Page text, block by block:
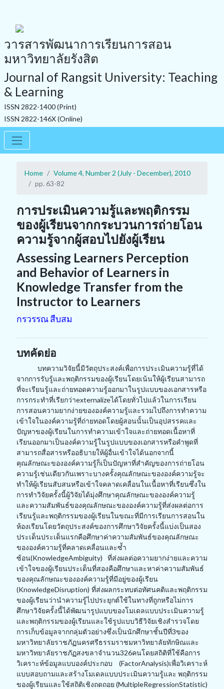
วารสารพัฒนาการเรียนการสอน
มหาวิทยาลัยรังสิต
Journal of Rangsit University: Teaching
& Learning
ISSN 2822-1400 (Print)
ISSN 2822-146X (Online)
Home
Volume 4, Number 2 (July - December), 2010
pp. 63-82
การประเมินความรู้และพฤติกรรม
ของผู้เรียนจากกระบวนการถ่ายโอน
ความรู้จากผู้สอบไปยังผู้เรียน
Assessing Learners Perception
and Behavior of Learners in
Knowledge Transfer from the
Instructor to Learners
กรวรรณ สืบสม
บทคัดย่อ
บทความวิจัยนี้มีวัตถุประสงค์เพื่อการประเมินความรู้ที่ได้
จากการรับรู้และพฤติกรรมของผู้เรียนโดยเน้นให้ผู้เรียนสามารถ
ที่จะเรียนรู้และถ่ายทอดความรู้ออกมาในรูปแบบของเอกสารหรือ
การกระทำที่เรียกว่าexternalizeได้โดยทั่วไปแล้วในการเรียน
การสอนความยากง่ายขององค์ความรู้และรวมไปถึงการทำความ
เข้าใจในองค์ความรู้ที่ถ่ายทอดโดยผู้สอนนั้นเป็นอุปสรรคและ
ปัญหาของผู้เรียนในการทำความเข้าใจและถ่ายทอดเนื้อหาที่
เรียนออกมาเป็นองค์ความรู้ในรูปแบบของเอกสารหรือคำพูดที่
สามารถสื่อสารหรืออธิบายให้ผู้อื่นเข้าใจได้นอกจากนี้
คุณลักษณะขององค์ความรู้ก็เป็นปัญหาที่สำคัญของการถ่ายโอน
ความรู้เช่นเดียวกันเพราะบางครั้งคุณลักษณะขององค์ความรู้จะ
ทำให้ผู้เรียนสับสนหรือเข้าใจคลาดเคลื่อนในเนื้อหาที่เรียนซึ่งใน
การทำวิจัยครั้งนี้ผู้วิจัยได้มุ่งศึกษาคุณลักษณะขององค์ความรู้
และความสัมพันธ์ของคุณลักษณะขององค์ความรู้ที่ส่งผลต่อการ
เรียนรู้และพฤติกรรมของผู้เรียนในขณะที่มีการเรียนการสอนใน
ห้องเรียนโดยวัตถุประสงค์ของการศึกษาวิจัยครั้งนี้แบ่งเป็นสอง
ประเด็นประเด็นแรกคือศึกษาค่าความสัมพันธ์ของคุณลักษณะ
ขององค์ความรู้ที่คลาดเคลื่อนและซ้ำ
ซ้อน(KnowledgeAmbiguity) ที่ส่งผลต่อความยากง่ายและความ
เข้าใจของผู้เรียนประเด็นที่สองคือศึกษาและหาค่าความสัมพันธ์
ของคุณลักษณะขององค์ความรู้ที่มีอยู่ของผู้เรียน
(KnowledgeDisruption) ที่ส่งผลกระทบต่อทัศนคติและพฤติกรรม
ของผู้เรียนว่านำความรู้ไปประยุกต์ใช้ในทางที่ถูกหรือไม่การ
ศึกษาวิจัยครั้งนี้ได้พัฒนารูปแบบของโมเดลแบบประเมินความรู้
และพฤติกรรมของผู้เรียนและใช้รูปแบบวิธีวิจัยเชิงสำรวจโดย
การเก็บข้อมูลจากกลุ่มตัวอย่างซึ่งเป็นนักศึกษาชั้นปีที่3ของ
มหาวิทยาลัยราชภัฏนครศรีธรรมราชมหาวิทยาลัยทักษิณและ
มหาวิทยาลัยราชภัฏสงขลาจำนวน326คนโดยสถิติที่ใช้คือการ
วิเคราะห์ข้อมูลแบบองค์ประกอบ (FactorAnalysis)เพื่อวิเคราะห์
แบบสอบถามและสร้างโมเดลแบบประเมินความรู้และ พฤติกรรม
ของผู้เรียนและใช้สถิติเชิงถดถอย (MultipleRegressionStatistic)